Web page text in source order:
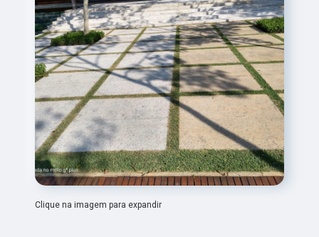
Clique na imagem para expandir